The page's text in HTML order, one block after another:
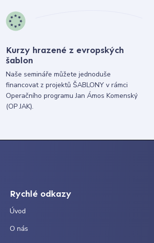
Kurzy hrazené z evropských
šablon
Naše semináře můžete jednoduše
financovat z projektů ŠABLONY v rámci
Operačního programu Jan Ámos Komenský
(OP JAK).
Rychlé odkazy
Úvod
O nás